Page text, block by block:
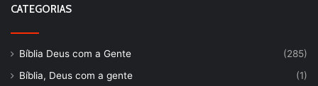
CATEGORIAS
Bíblia Deus com a Gente
(285)
Bíblia, Deus com a gente
(1)